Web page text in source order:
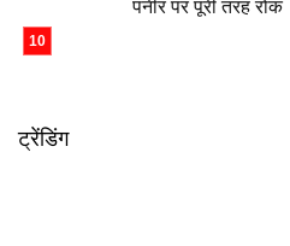
पनीर पर पूरी तरह रोक
ट्रेंडिंग